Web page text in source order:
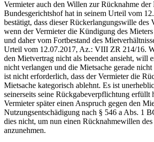
Vermieter auch den Willen zur Rücknahme der
Bundesgerichtshof hat in seinem Urteil vom
bestätigt, dass dieser Rückerlangungswille des
wenn der Vermieter die Kündigung des
und daher vom Fortbestand des
Urteil vom 12.07.2017, Az.: VIII ZR 214/16.
den Mietvertrag nicht als beendet ansieht, will
nicht verlangen und die Mietsache gerade
ist nicht erforderlich, dass der Vermieter die
Mietsache kategorisch ablehnt. Es ist
seinerseits seine Rückgabeverpflichtung erfüllt
Vermieter später einen Anspruch gegen den
Nutzungsentschädigung nach § 546 a Abs. 1
dies nicht, um nun einen Rücknahmewillen des
anzunehmen.